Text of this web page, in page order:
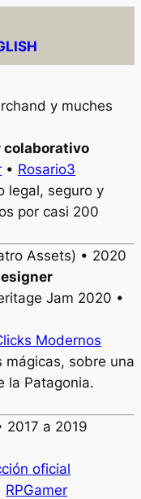
y muches
colaborativo
• Rosario3
legal, seguro y
por casi 200
Assets) • 2020
Jam 2020 •
Modernos
mágicas, sobre una
la Patagonia.
2017 a 2019
oficial
RPGamer